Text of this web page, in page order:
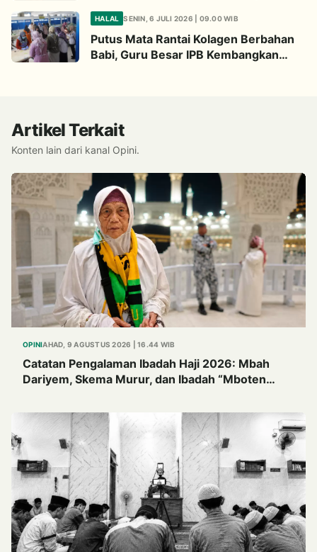
HALAL SENIN, 6 JULI 2026 | 09.00 WIB
Putus Mata Rantai Kolagen Berbahan
Babi, Guru Besar IPB Kembangkan
Artikel Terkait
Konten lain dari kanal Opini.
OPINIAHAD, 9 AGUSTUS 2026 | 16.44 WIB
Catatan Pengalaman Ibadah Haji 2026: Mbah
Dariyem, Skema Murur, dan Ibadah “Mboten